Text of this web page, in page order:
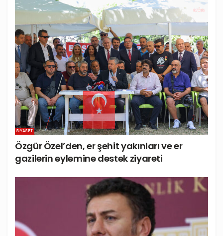
SIYASET
Özgür Özel’den, er şehit yakınları ve er
gazilerin eylemine destek ziyareti